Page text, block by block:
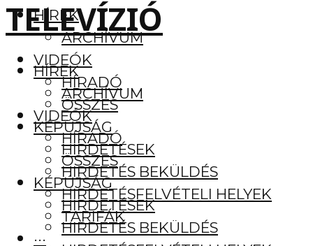
HÍREK
ARCHÍVUM
VIDEÓK
HÍRADÓ
ÖSSZES
KÉPÚJSÁG
HIRDETÉSEK
HIRDETÉS BEKÜLDÉS
HIRDETÉSFELVÉTELI HELYEK
TARIFÁK
···
HÍREK
ARCHÍVUM
VIDEÓK
HÍRADÓ
ÖSSZES
KÉPÚJSÁG
HIRDETÉSEK
HIRDETÉS BEKÜLDÉS